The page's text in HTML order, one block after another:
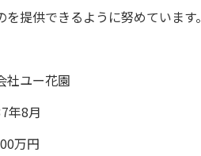
を提供できるように努めています。
社ユー花園
年8月
万円